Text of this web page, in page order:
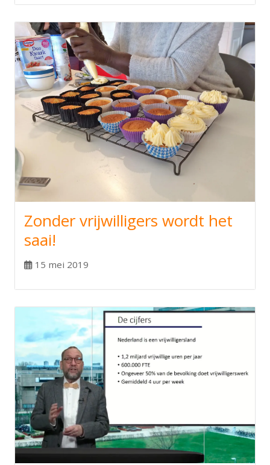
Zonder vrijwilligers wordt het
saai!
15 mei 2019